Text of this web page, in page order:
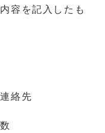
容を記入したも
絡先